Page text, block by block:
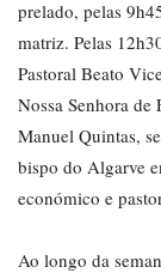
prelado, pelas
matriz. Pelas
Pastoral Beato
Nossa Senhora
Manuel Quintas,
bispo do Algarve
económico e
Ao longo da